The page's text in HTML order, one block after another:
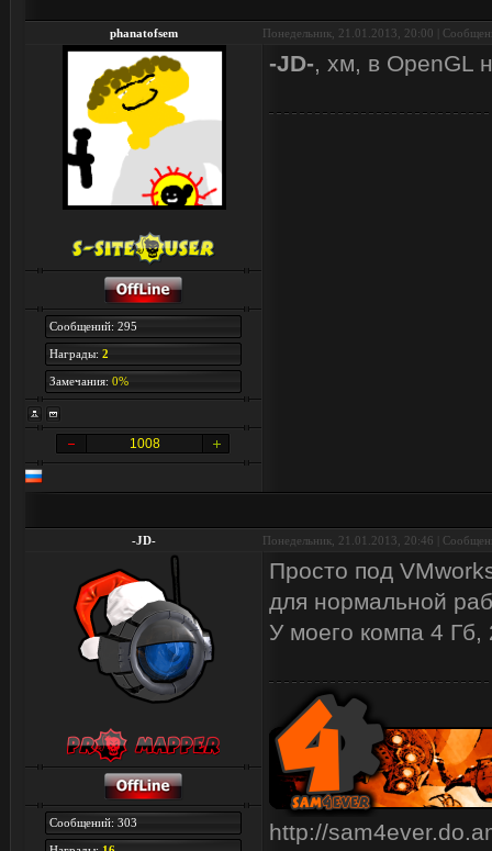
phanatofsem Понедельник, 21.01.2013, 20:00 |
Сообщений: 295
Награды: 2
Замечания: 0%
1008
-JD-, хм, в OpenGL
-JD- Понедельник, 21.01.2013, 20:46 |
Сообщений: 303
Просто под
для нормальной
У моего компа 4
http://